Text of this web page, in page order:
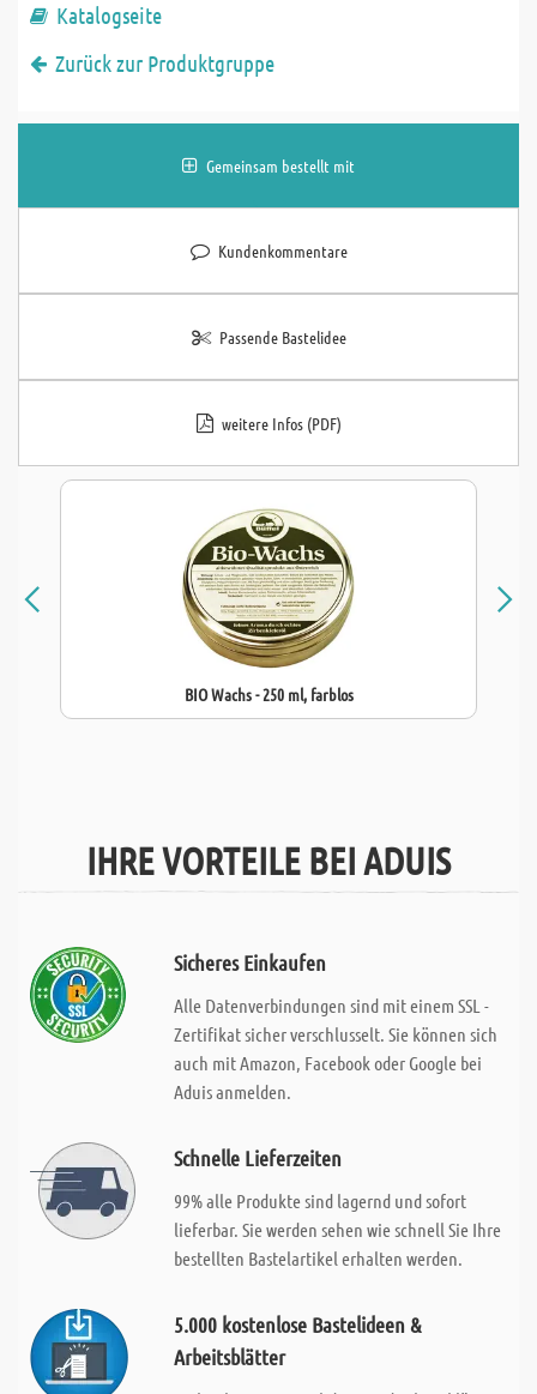
Katalogseite
Zurück zur Produktgruppe
Gemeinsam bestellt mit
Kundenkommentare
Passende Bastelidee
weitere Infos (PDF)
BIO Wachs - 250 ml, farblos
IHRE VORTEILE BEI ADUIS
Sicheres Einkaufen
Alle Datenverbindungen sind mit einem SSL -
Zertifikat sicher verschlusselt. Sie können sich
auch mit Amazon, Facebook oder Google bei
Aduis anmelden.
Schnelle Lieferzeiten
99% alle Produkte sind lagernd und sofort
lieferbar. Sie werden sehen wie schnell Sie Ihre
bestellten Bastelartikel erhalten werden.
5.000 kostenlose Bastelideen &
Arbeitsblätter